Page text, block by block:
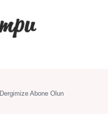
Dergimize Abone Olun